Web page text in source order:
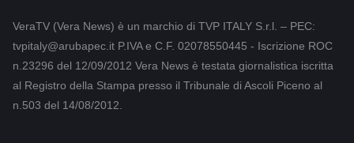
VeraTV (Vera News) è un marchio di TVP ITALY S.r.l. – PEC:
tvpitaly@arubapec.it P.IVA e C.F. 02078550445 - Iscrizione ROC
n.23296 del 12/09/2012 Vera News è testata giornalistica iscritta
al Registro della Stampa presso il Tribunale di Ascoli Piceno al
n.503 del 14/08/2012.